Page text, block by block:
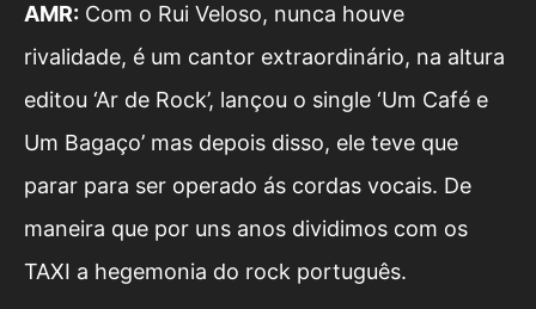
AMR: Com o Rui Veloso, nunca houve
rivalidade, é um cantor extraordinário, na altura
editou ‘Ar de Rock’, lançou o single ‘Um Café e
Um Bagaço’ mas depois disso, ele teve que
parar para ser operado ás cordas vocais. De
maneira que por uns anos dividimos com os
TAXI a hegemonia do rock português.